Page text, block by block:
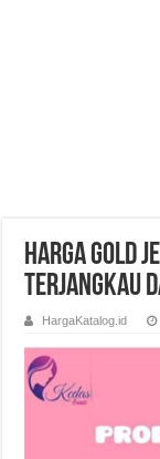
Harga Gold
Terjangkau
HargaKatalog.id